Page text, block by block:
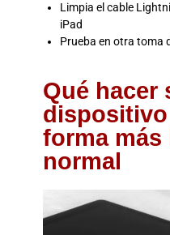
Limpia el cable
iPad
Prueba en otra toma
Qué hacer
forma más
normal